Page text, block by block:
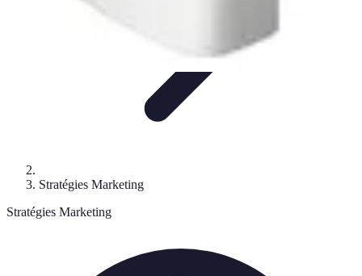
Stratégies Marketing
Stratégies Marketing